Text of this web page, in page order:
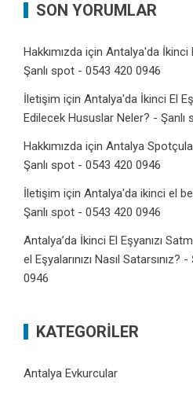
SON YORUMLAR
Hakkımızda için Antalya'da İkinci
Şanlı spot - 0543 420 0946
İletişim için Antalya'da İkinci El
Edilecek Hususlar Neler? - Şanlı
Hakkımızda için Antalya
Şanlı spot - 0543 420 0946
İletişim için Antalya'da ikinci el
Şanlı spot - 0543 420 0946
Antalya’da İkinci El Eşyanızı
el Eşyalarınızı Nasıl
0946
KATEGORILER
Antalya Evkurcular